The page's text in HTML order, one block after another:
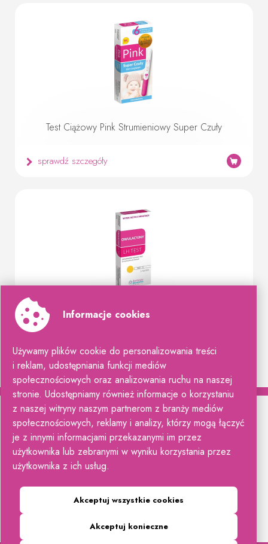
Test Ciążowy Pink Strumieniowy Super Czuły
sprawdź szczegóły
Owulacyjny LH TEST
sprawdź szczegóły
Informacje cookies
Używamy plików cookie do personalizowania treści
i reklam, udostępniania funkcji mediów
społecznościowych oraz analizowania ruchu na naszej
stronie. Udostępniamy również informacje o korzystaniu
z naszej witryny naszym partnerom z branży mediów
społecznościowych, reklamy i analizy, którzy mogą łączyć
je z innymi informacjami przekazanymi im przez
użytkownika lub zebranymi w wyniku korzystania przez
użytkownika z ich usług.
Akceptuj wszystkie cookies
Akceptuj konieczne
Hydrex Diagnostics Sp. z o.o.
Aleja Stanów Zjednoczonych 61a
odwiedź nas na: